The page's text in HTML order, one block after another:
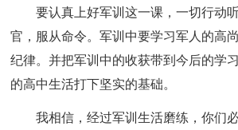
要认真上好军训这一课，一切行动
官，服从命令。军训中要学习军人的高
纪律。并把军训中的收获带到今后的学
的高中生活打下坚实的基础。
我相信，经过军训生活磨练，你们